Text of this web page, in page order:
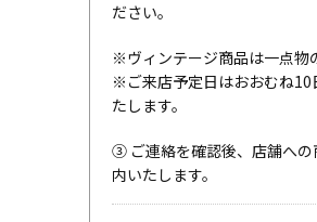
ださい。
※ヴィンテージ商品は一点物
※ご来店予定日はおおむね10
たします。
③ ご連絡を確認後、店舗へ
内いたします。